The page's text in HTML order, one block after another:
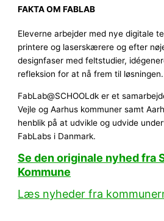
FAKTA OM FABLAB
Eleverne arbejder med nye digitale
printere og laserskærere og efter
designfaser med feltstudier,
refleksion for at nå frem til løsningen.
FabLab@SCHOOLdk er et
Vejle og Aarhus kommuner samt
henblik på at udvikle og udvide
FabLabs i Danmark.
Se den originale nyhed fra
Kommune
Læs nyheder fra